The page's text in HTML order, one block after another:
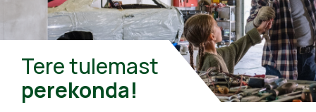
Tere tulemast
perekonda!